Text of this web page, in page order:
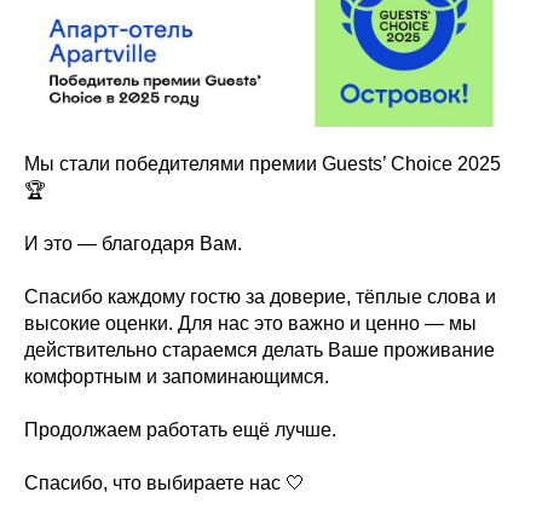
Мы стали победителями премии Guests’ Choice 2025
🏆
И это — благодаря Вам.
Спасибо каждому гостю за доверие, тёплые слова и
высокие оценки. Для нас это важно и ценно — мы
действительно стараемся делать Ваше проживание
комфортным и запоминающимся.
Продолжаем работать ещё лучше.
Спасибо, что выбираете нас 🤍